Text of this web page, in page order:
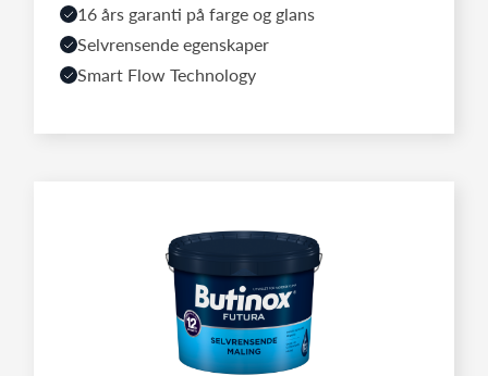
16 års garanti på farge og glans
Selvrensende egenskaper
Smart Flow Technology